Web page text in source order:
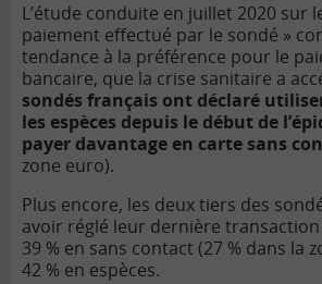
L’étude conduite en juillet 2020 sur
paiement effectué par le sondé »
tendance à la préférence pour le
bancaire, que la crise sanitaire a
sondés français ont déclaré
les espèces depuis le début de
payer davantage en carte sans
zone euro).
Plus encore, les deux tiers des
avoir réglé leur dernière
39 % en sans contact (27 % dans la
42 % en espèces.